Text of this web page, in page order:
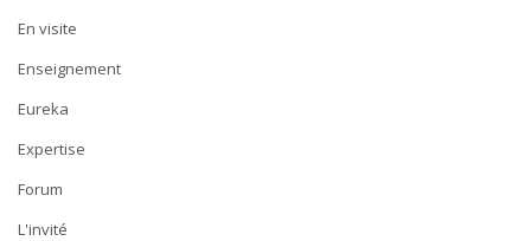
En visite
Enseignement
Eureka
Expertise
Forum
L'invité